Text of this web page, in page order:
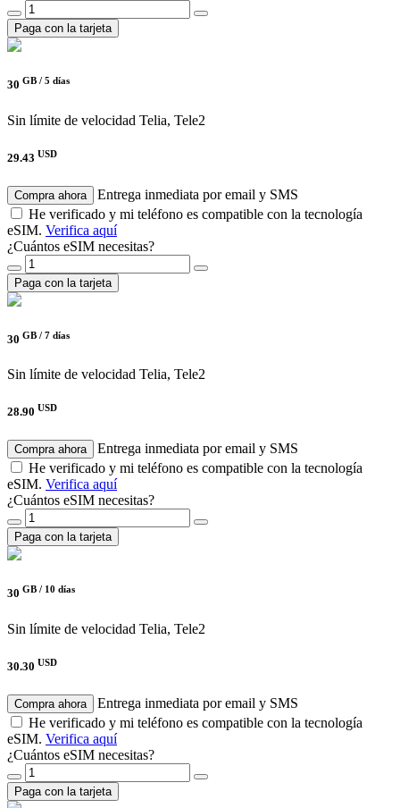
Paga con la tarjeta
30 GB / 5 días
Sin límite de velocidad Telia, Tele2
29.43 USD
Compra ahora
Entrega inmediata por email y SMS
He verificado y mi teléfono es compatible con la tecnología
eSIM. Verifica aquí
¿Cuántos eSIM necesitas?
Paga con la tarjeta
30 GB / 7 días
Sin límite de velocidad Telia, Tele2
28.90 USD
Compra ahora
Entrega inmediata por email y SMS
He verificado y mi teléfono es compatible con la tecnología
eSIM. Verifica aquí
¿Cuántos eSIM necesitas?
Paga con la tarjeta
30 GB / 10 días
Sin límite de velocidad Telia, Tele2
30.30 USD
Compra ahora
Entrega inmediata por email y SMS
He verificado y mi teléfono es compatible con la tecnología
eSIM. Verifica aquí
¿Cuántos eSIM necesitas?
Paga con la tarjeta